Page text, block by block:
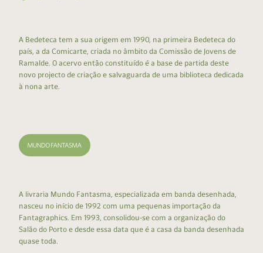
A Bedeteca tem a sua origem em 1990, na primeira Bedeteca do
país, a da Comicarte, criada no âmbito da Comissão de Jovens de
Ramalde. O acervo então constituído é a base de partida deste
novo projecto de criação e salvaguarda de uma biblioteca dedicada
à nona arte.
A livraria Mundo Fantasma, especializada em banda desenhada,
nasceu no início de 1992 com uma pequenas importação da
Fantagraphics. Em 1993, consolidou-se com a organização do
Salão do Porto e desde essa data que é a casa da banda desenhada
quase toda.